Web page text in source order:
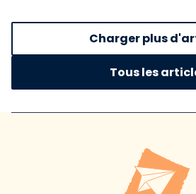
Charger plus
Tous les